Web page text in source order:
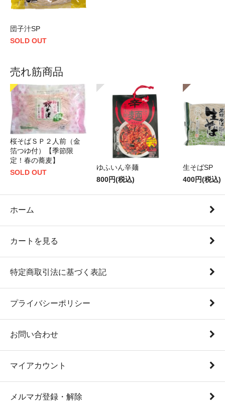
団子汁SP
SOLD OUT
売れ筋商品
桜そばＳＰ２人前（金
箔つゆ付）【季節限
定！春の蕎麦】
SOLD OUT
ゆふいん辛麺
800円(税込)
生そばSP
400円(税込)
ホーム
カートを見る
特定商取引法に基づく表記
プライバシーポリシー
お問い合わせ
マイアカウント
メルマガ登録・解除